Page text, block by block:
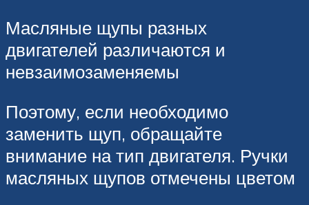
Масляные щупы разных
двигателей различаются и
невзаимозаменяемы
Поэтому, если необходимо
заменить щуп, обращайте
внимание на тип двигателя. Ручки
масляных щупов отмечены цветом